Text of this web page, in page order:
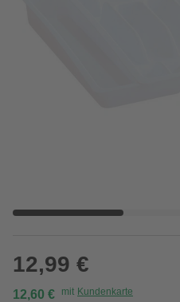
12,99 €
12,60 € mit Kundenkarte